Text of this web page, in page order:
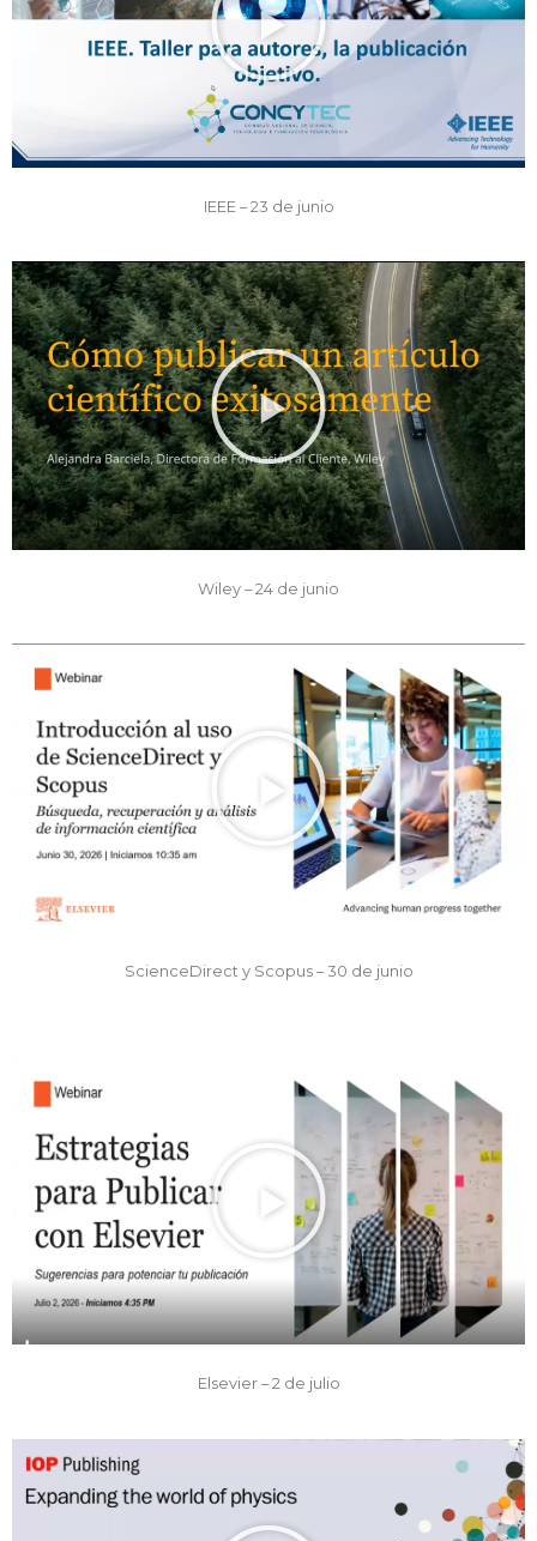
IEEE – 23 de junio
Wiley – 24 de junio
ScienceDirect y Scopus – 30 de junio
Elsevier – 2 de julio